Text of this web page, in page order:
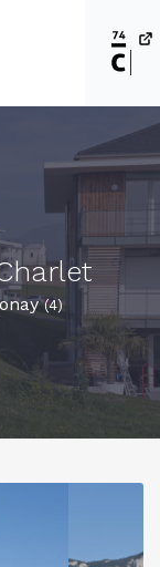
(4)